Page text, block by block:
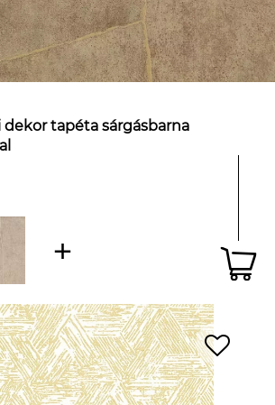
dekor tapéta sárgásbarna